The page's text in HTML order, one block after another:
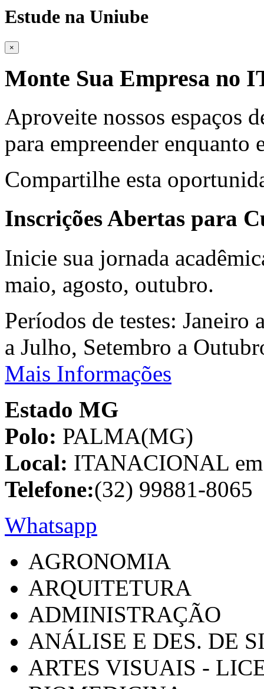
Estude na Uniube
×
Monte Sua Empresa no
Aproveite nossos espaços
para empreender enquanto
Compartilhe esta
Inscrições Abertas para
Inicie sua jornada
maio, agosto, outubro.
Períodos de testes:
a Julho, Setembro a
Mais Informações
Estado MG
Polo: PALMA(MG)
Local: ITANACIONAL
Telefone:(32) 99881-8065
Whatsapp
AGRONOMIA
ARQUITETURA
ADMINISTRAÇÃO
ANÁLISE E DES. DE
ARTES VISUAIS -